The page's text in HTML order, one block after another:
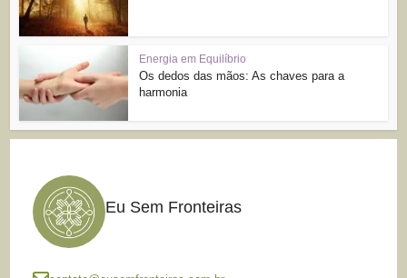
Energia em Equilíbrio
Os dedos das mãos: As chaves para a
harmonia
Eu Sem Fronteiras